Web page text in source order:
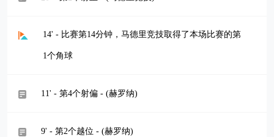
14' - 比赛第14分钟，马德里竞技取得了本场比赛的第
1个角球
11' - 第4个射偏 - (赫罗纳)
9' - 第2个越位 - (赫罗纳)